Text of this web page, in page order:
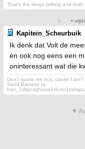
That's the drugs talking and truth
•
Kapitein_Scheurbuik
Ik denk dat Volt de
en ook nog eens een
oninteressant wat die
Don't quote me boy, cause I ain't
Send Banano to:
▼